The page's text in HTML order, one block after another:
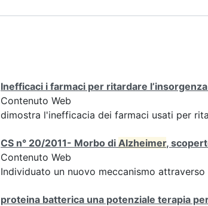
Inefficaci i farmaci per ritardare l’insorgenza
Contenuto Web
dimostra l'inefficacia dei farmaci usati per
CS n° 20/2011- Morbo di Alzheimer,
Contenuto Web
Individuato un nuovo meccanismo
proteina batterica una potenziale terapia